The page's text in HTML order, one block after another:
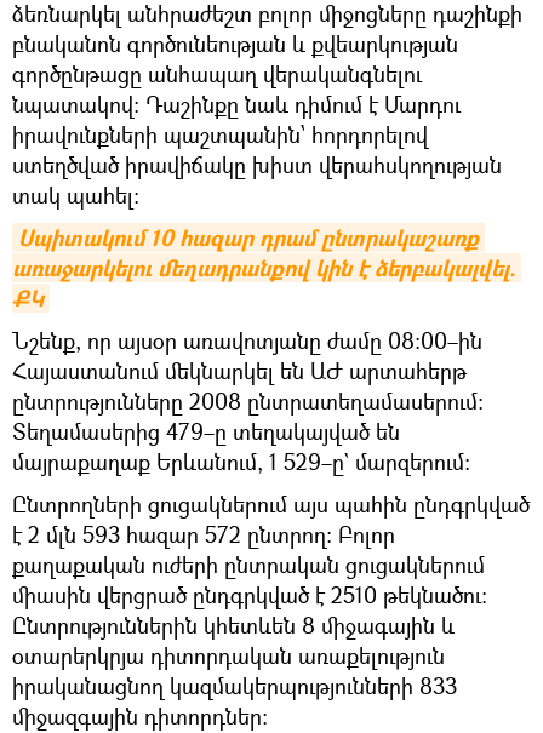
ձեռնարկել անհրաժեշտ բոլոր միջոցները դաշինքի
բնականոն գործունեության և քվեարկության
գործընթացը անհապաղ վերականգնելու
նպատակով: Դաշինքը նաև դիմում է Մարդու
իրավունքների պաշտպանին՝ հորդորելով
ստեղծված իրավիճակը խիստ վերահսկողության
տակ պահել։
Սպիտակում 10 հազար դրամ ընտրակաշառք
առաջարկելու մեղադրանքով կին է ձերբակալվել.
ՔԿ
Նշենք, որ այսօր առավոտյանը ժամը 08։00–ին
Հայաստանում մեկնարկել են ԱԺ արտահերթ
ընտրությունները 2008 ընտրատեղամասերում։
Տեղամասերից 479–ը տեղակայված են
մայրաքաղաք Երևանում, 1 529–ը` մարզերում։
Ընտրողների ցուցակներում այս պահին ընդգրկված
է 2 մլն 593 հազար 572 ընտրող: Բոլոր
քաղաքական ուժերի ընտրական ցուցակներում
միասին վերցրած ընդգրկված է 2510 թեկնածու:
Ընտրություններին կհետևեն 8 միջագային և
օտարերկրյա դիտորդական առաքելություն
իրականացնող կազմակերպությունների 833
միջազգային դիտորդներ։